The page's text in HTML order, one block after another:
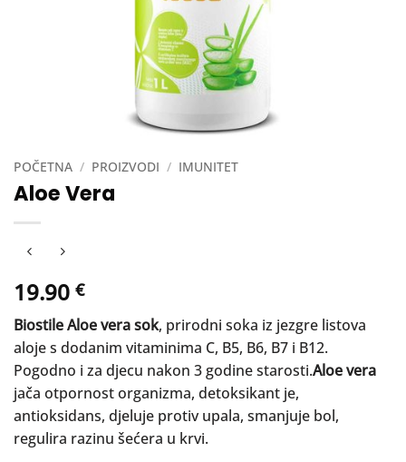
POČETNA / PROIZVODI / IMUNITET
Aloe Vera
19.90 €
Biostile Aloe vera sok, prirodni soka iz jezgre listova
aloje s dodanim vitaminima C, B5, B6, B7 i B12.
Pogodno i za djecu nakon 3 godine starosti.Aloe vera
jača otpornost organizma, detoksikant je,
antioksidans, djeluje protiv upala, smanjuje bol,
regulira razinu šećera u krvi.